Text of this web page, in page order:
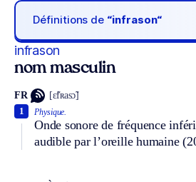
Définitions de “infrason“
infrason
nom masculin
FR [ɛ̃fʀasɔ̃]
Physique.
Onde sonore de fréquence
audible par l’oreille humaine
1